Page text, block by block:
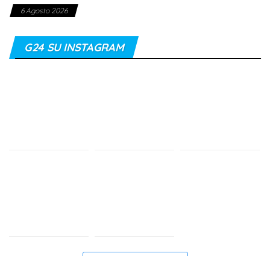
6 Agosto 2026
G24 SU INSTAGRAM